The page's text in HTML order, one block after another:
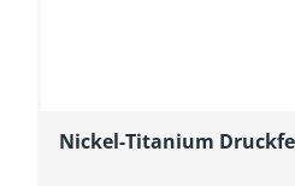
Nickel-Titanium